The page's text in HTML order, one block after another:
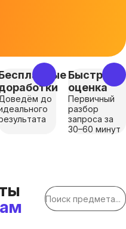
до
Быстрая
оценка
Первичный
разбор
запроса за
30–60 минут